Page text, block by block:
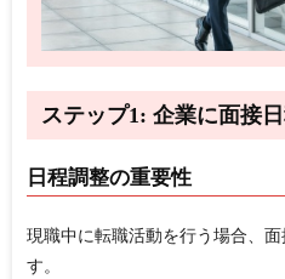
ステップ1: 企業に面接
日程調整の重要性
現職中に転職活動を行う場合、
す。